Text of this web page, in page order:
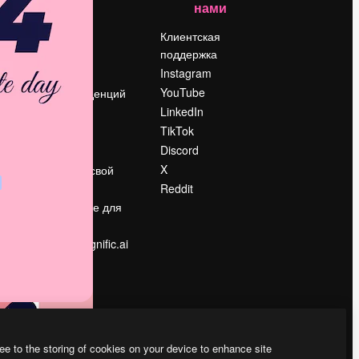
Цены
О нас
Reviews
Вакансии
Поиск тенденций
Продайте свой
Помещение для
Ищете magnific.ai
нами
Клиентская
поддержка
Instagram
YouTube
LinkedIn
TikTok
Discord
X
Reddit
to the storing of cookies on your device to enhance site